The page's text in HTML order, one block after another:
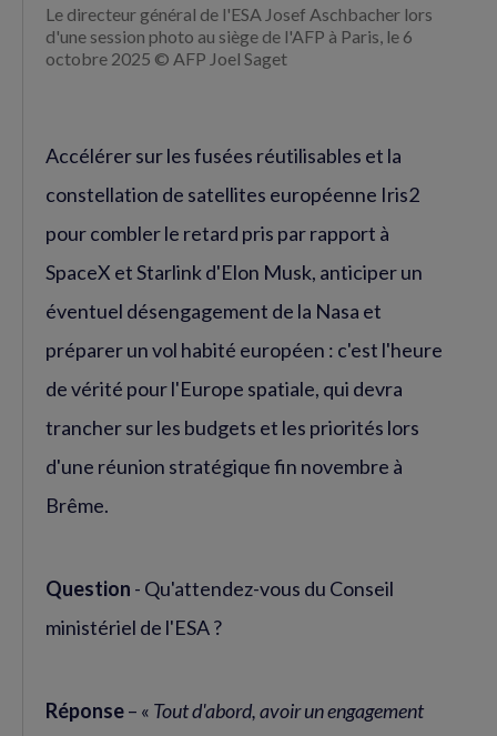
Le directeur général de l'ESA Josef Aschbacher lors
d'une session photo au siège de l'AFP à Paris, le 6
octobre 2025 © AFP Joel Saget
Accélérer sur les fusées réutilisables et la
constellation de satellites européenne Iris2
pour combler le retard pris par rapport à
SpaceX et Starlink d'Elon Musk, anticiper un
éventuel désengagement de la Nasa et
préparer un vol habité européen : c'est l'heure
de vérité pour l'Europe spatiale, qui devra
trancher sur les budgets et les priorités lors
d'une réunion stratégique fin novembre à
Brême.
Question - Qu'attendez-vous du Conseil
ministériel de l'ESA ?
Réponse– « Tout d'abord, avoir un engagement